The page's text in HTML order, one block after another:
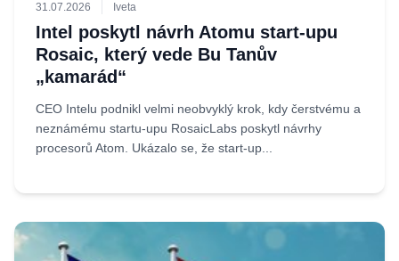
31.07.2026 Iveta
Intel poskytl návrh Atomu start-upu
Rosaic, který vede Bu Tanův
„kamarád“
CEO Intelu podnikl velmi neobvyklý krok, kdy čerstvému a
neznámému startu-upu RosaicLabs poskytl návrhy
procesorů Atom. Ukázalo se, že start-up...